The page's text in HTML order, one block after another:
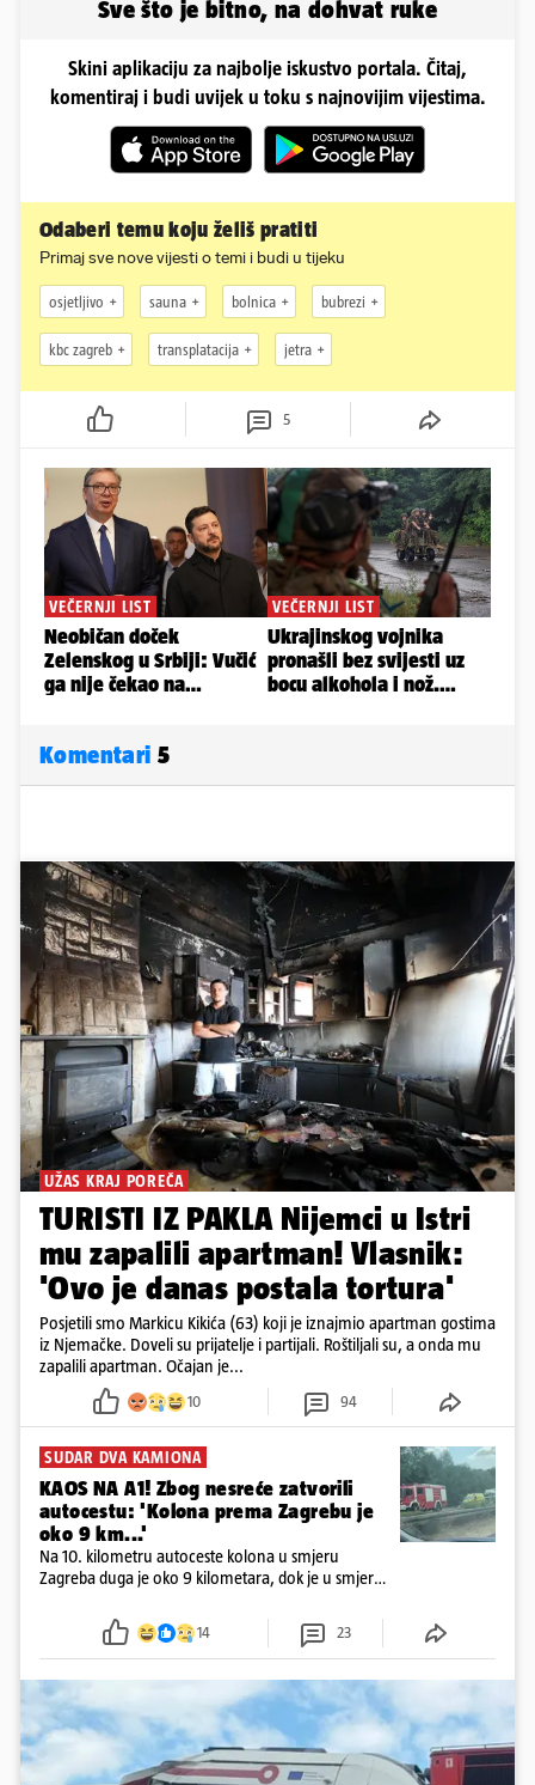
Sve što je bitno, na dohvat ruke
Skini aplikaciju za najbolje iskustvo portala. Čitaj,
komentiraj i budi uvijek u toku s najnovijim vijestima.
Odaberi temu koju želiš pratiti
Primaj sve nove vijesti o temi i budi u tijeku
osjetljivo sauna bolnica bubrezi
kbc zagreb transplatacija jetra
5
Komentari 5
UŽAS KRAJ POREČA
TURISTI IZ PAKLA Nijemci u Istri
mu zapalili apartman! Vlasnik:
'Ovo je danas postala tortura'
Posjetili smo Markicu Kikića (63) koji je iznajmio apartman gostima
iz Njemačke. Doveli su prijatelje i partijali. Roštiljali su, a onda mu
zapalili apartman. Očajan je...
10 94
SUDAR DVA KAMIONA
KAOS NA A1! Zbog nesreće zatvorili
autocestu: 'Kolona prema Zagrebu je
oko 9 km...'
Na 10. kilometru autoceste kolona u smjeru
Zagreba duga je oko 9 kilometara, dok je u smjeru
14 23